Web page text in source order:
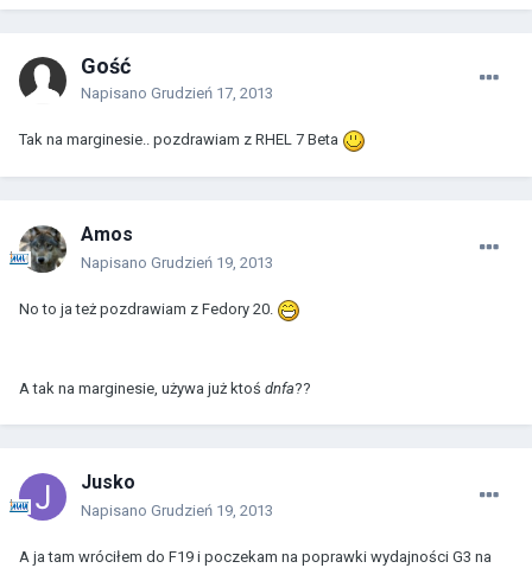
Gość
Napisano Grudzień 17, 2013
Tak na marginesie.. pozdrawiam z RHEL 7 Beta
Amos
Napisano Grudzień 19, 2013
No to ja też pozdrawiam z Fedory 20.
A tak na marginesie, używa już ktoś dnfa??
Jusko
Napisano Grudzień 19, 2013
A ja tam wróciłem do F19 i poczekam na poprawki wydajności G3 na